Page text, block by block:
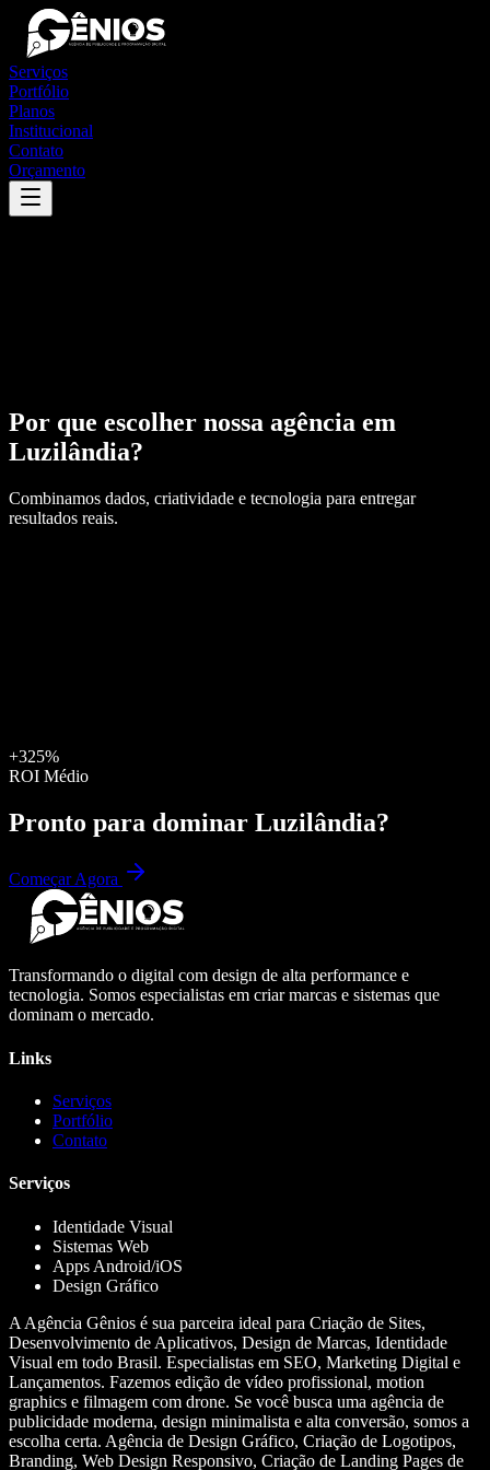
Serviços
Portfólio
Planos
Institucional
Contato
Orçamento
Por que escolher nossa agência em
Luzilândia?
Combinamos dados, criatividade e tecnologia para entregar
resultados reais.
+325%
ROI Médio
Pronto para dominar Luzilândia?
Começar Agora
Transformando o digital com design de alta performance e
tecnologia. Somos especialistas em criar marcas e sistemas que
dominam o mercado.
Links
Serviços
Portfólio
Contato
Serviços
Identidade Visual
Sistemas Web
Apps Android/iOS
Design Gráfico
A Agência Gênios é sua parceira ideal para Criação de Sites,
Desenvolvimento de Aplicativos, Design de Marcas, Identidade
Visual em todo Brasil. Especialistas em SEO, Marketing Digital e
Lançamentos. Fazemos edição de vídeo profissional, motion
graphics e filmagem com drone. Se você busca uma agência de
publicidade moderna, design minimalista e alta conversão, somos a
escolha certa. Agência de Design Gráfico, Criação de Logotipos,
Branding, Web Design Responsivo, Criação de Landing Pages de